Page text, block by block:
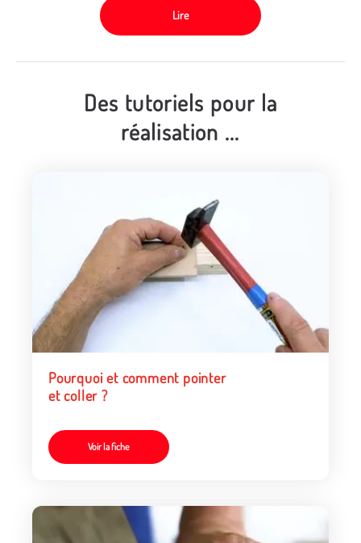
Lire
Des tutoriels pour la
réalisation ...
Pourquoi et comment pointer
et coller ?
Voir la fiche